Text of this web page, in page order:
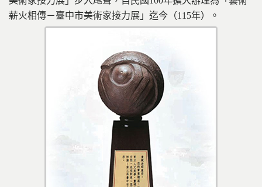
薪火相傳－臺中市美術家接力展」迄今（115年）。